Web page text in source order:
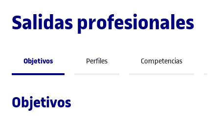
Salidas profesionales
Objetivos Perfiles Competencias
Objetivos